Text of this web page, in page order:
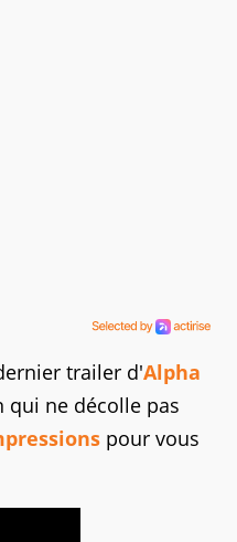
trailer d'Alpha
qui ne décolle pas
pour vous